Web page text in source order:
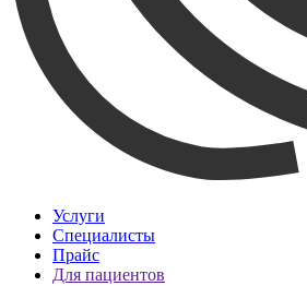
Услуги
Специалисты
Прайс
Для пациентов